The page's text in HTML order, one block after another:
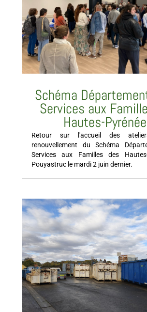
Schéma
Services aux
Hautes-
Retour sur l'accueil des
renouvellement du Schéma
Services aux Familles des
Pouyastruc le mardi 2 juin dernier.